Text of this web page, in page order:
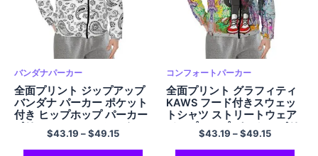
バンダナパーカー
全面プリント ジップアップ
バンダナ パーカー ポケット
付き ヒップホップ パーカー
ポリエステル ユニセックス
パーカー
$43.19 –$49.15
コンフォートパーカー
全面プリント グラフィティ
KAWS フード付きスウェッ
トシャツ ストリートウェア
ジップアップ パーカー ポリ
エステル パーカー
$43.19 –$49.15